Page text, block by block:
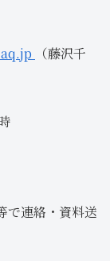
（藤沢千
連絡・資料送